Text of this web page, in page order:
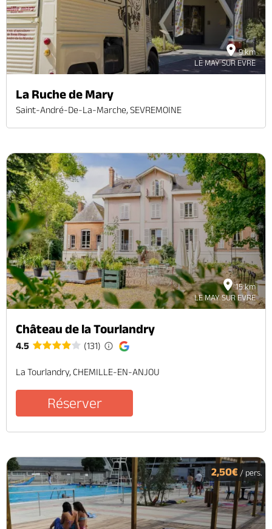
9 km
LE MAY SUR EVRE
La Ruche de Mary
Saint-André-De-La-Marche, SEVREMOINE
15 km
LE MAY SUR EVRE
Château de la Tourlandry
4.5 (131)
La Tourlandry, CHEMILLE-EN-ANJOU
Réserver
2,50€ / pers.